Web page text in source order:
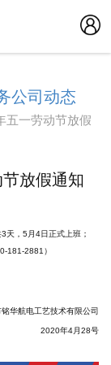
公司动态
五一劳动节放假
放假通知
，5月4日正式上班；
181-2881）
华航电工艺技术有限公司
2020年4月28号